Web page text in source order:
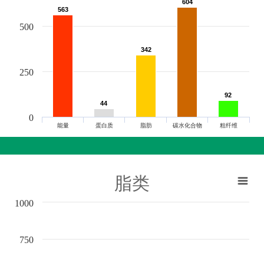
563
563
44
44
342
342
604
604
92
92
能量 蛋白质 脂肪 碳水化合物 粗纤维
0
250
500
脂类
750
1000